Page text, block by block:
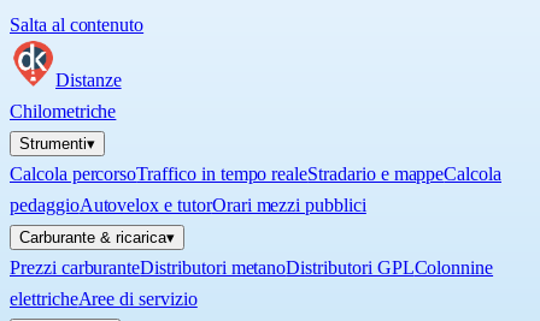
Salta al contenuto
Distanze
Chilometriche
Strumenti▾
Calcola percorsoTraffico in tempo realeStradario e mappeCalcola
pedaggioAutovelox e tutorOrari mezzi pubblici
Carburante & ricarica▾
Prezzi carburanteDistributori metanoDistributori GPLColonnine
elettricheAree di servizio